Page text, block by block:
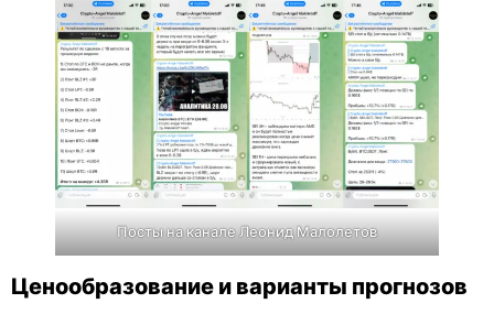
Посты на канале Леонид Малолетов
Ценообразование и варианты прогнозов